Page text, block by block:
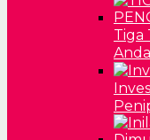
Tiga
Anda